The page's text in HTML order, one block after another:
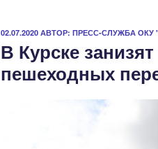
ОПУБЛИКОВАНО
02.07.2020 АВТОР: ПРЕСС-СЛУЖБА ОКУ
В Курске
пешеходных